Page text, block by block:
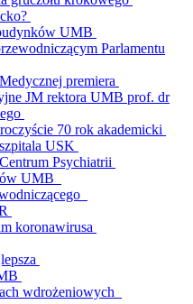
UMB
Parlamentu
premiera
JM rektora UMB prof. dr
70 rok akademicki
USK
Psychiatrii
UMB
koronawirusa
wdrożeniowych